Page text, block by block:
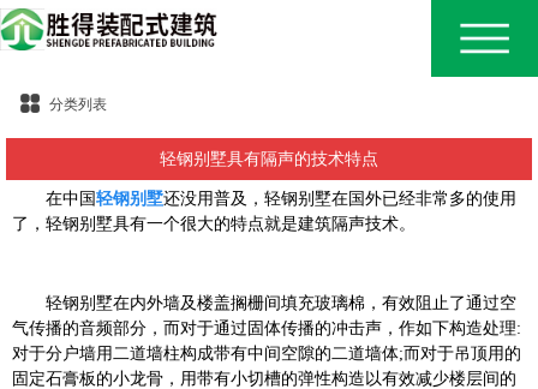
分类列表
轻钢别墅具有隔声的技术特点
在中国 轻钢别墅还没用普及，轻钢别墅在国外已经非常多的使用
了，轻钢别墅具有一个很大的特点就是建筑隔声技术。
轻钢别墅在内外墙及楼盖搁栅间填充玻璃棉，有效阻止了通过空
气传播的音频部分，而对于通过固体传播的冲击声，作如下构造处理:
对于分户墙用二道墙柱构成带有中间空隙的二道墙体;而对于吊顶用的
固定石膏板的小龙骨，用带有小切槽的弹性构造以有效减少楼层间的